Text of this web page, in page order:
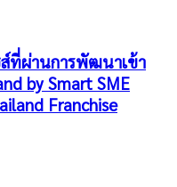
ที่ผ่านการพัฒนาเข้า
by Smart SME
Franchise